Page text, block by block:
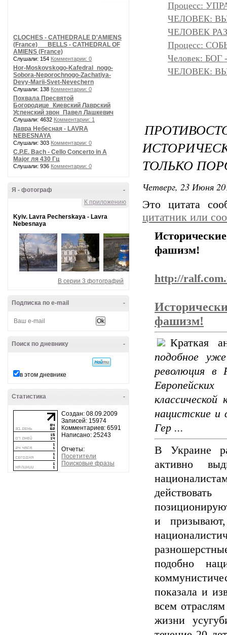
CLOCHES - CATHEDRALE D'AMIENS
(France) __ BELLS - CATHEDRAL OF
AMIENS (France)
Слушали: 154 Комментарии: 0
Hor-Moskovskogo-Kafedral_nogo-
Sobora-Neporochnogo-Zachatiya-
Devy-Marii-Svet-Nevechern
Слушали: 138 Комментарии: 0
Похвала Пресвятой
Богородице_Киевский Лаврский
Успенский звон_Павел Лашкевич
Слушали: 4632 Комментарии: 1
Лавра Небесная - LAVRA
NEBESNAYA
Слушали: 303 Комментарии: 0
C.P.E. Bach - Cello Concerto in A
Major ля 430 Гц
Слушали: 936 Комментарии: 0
-
Я - фотограф
К приложению
Kyiv. Lavra Pecherskaya - Lavra
Nebesnaya
В серии 3 фотографий
-
Подписка по e-mail
-
Поиск по дневнику
в этом дневнике
-
Статистика
Создан: 08.09.2009
Записей: 15974
Комментариев: 6591
Написано: 25243
Отчеты:
Посетители
Поисковые фразы
Процесс:
ЧЕЛОВЕК:
ЧЕЛОВЕК
Процесс:
Человек:
ЧЕЛОВЕК:
ТОЛЬКО
Четверг, 23 Июня
Это цитата
цитатник или
фашизм!
http://
фашизм!
Краткая
подобное
революция в
нацистские и
Гер ...
В Украине
активно
и
подобно
показала и
всем
жизни